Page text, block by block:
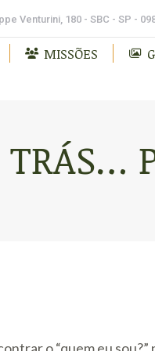
Venturini, 180 - SBC - SP -
MISSÕES